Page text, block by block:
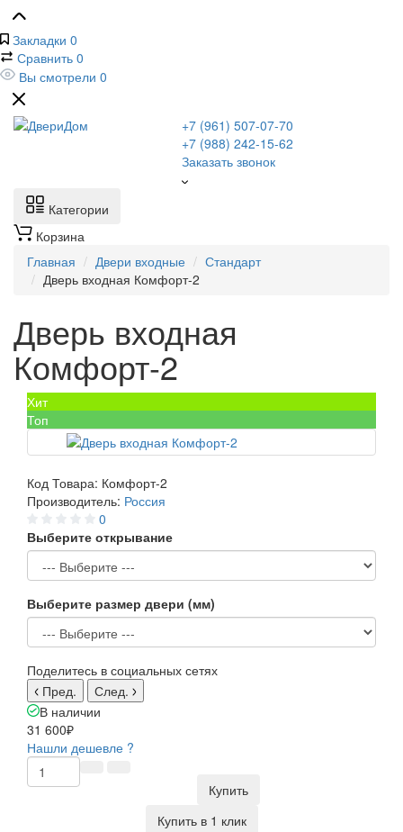
Закладки 0
Сравнить 0
Вы смотрели 0
+7 (961) 507-07-70
+7 (988) 242-15-62
Заказать звонок
Категории
Корзина
Главная
Двери входные
Стандарт
Дверь входная Комфорт-2
Дверь входная
Комфорт-2
Хит
Топ
Код Товара: Комфорт-2
Производитель: Россия
0
Выберите открывание
Выберите размер двери (мм)
Поделитесь в социальных сетях
Пред.
След.
В наличии
31 600₽
Нашли дешевле ?
Купить
Купить в 1 клик